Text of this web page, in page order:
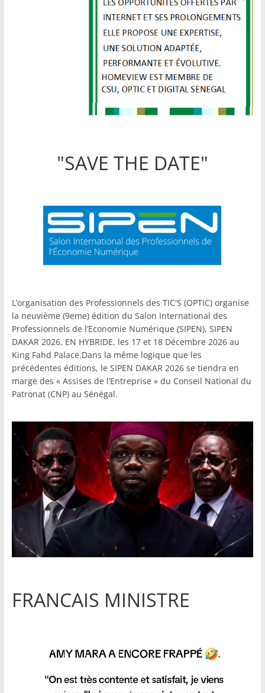
"SAVE THE DATE"
L’organisation des Professionnels des TIC'S (OPTIC) organise
la neuvième (9eme) édition du Salon International des
Professionnels de l’Economie Numérique (SIPEN), SIPEN
DAKAR 2026, EN HYBRIDE, les 17 et 18 Décembre 2026 au
King Fahd Palace.Dans la même logique que les
précédentes éditions, le SIPEN DAKAR 2026 se tiendra en
marge des « Assises de l’Entreprise » du Conseil National du
Patronat (CNP) au Sénégal.
FRANCAIS MINISTRE